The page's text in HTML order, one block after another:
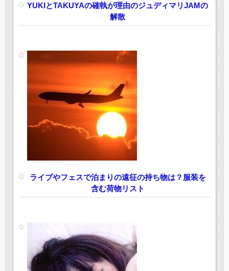
YUKIとTAKUYAの確執が理由のジュディマリJAMの
解散
ライブやフェスで泊まりの遠征の持ち物は？服装を
含む荷物リスト